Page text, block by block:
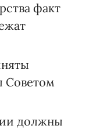
факт
Советом
должны